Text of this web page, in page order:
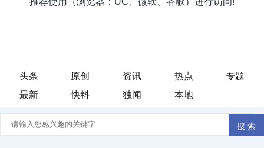
头条 原创 资讯 热点
专题
最新
快料 独闻 本地